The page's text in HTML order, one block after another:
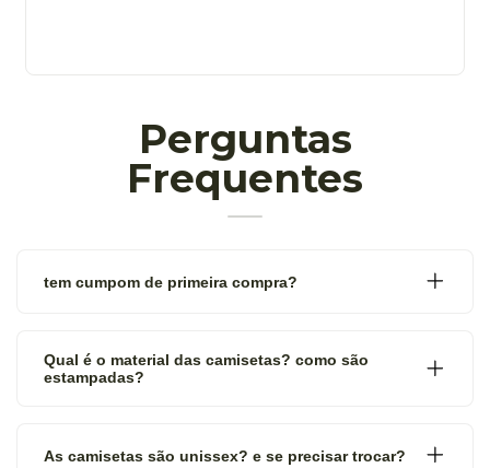
Perguntas
Frequentes
tem cumpom de primeira compra?
Qual é o material das camisetas? como são
estampadas?
As camisetas são unissex? e se precisar trocar?